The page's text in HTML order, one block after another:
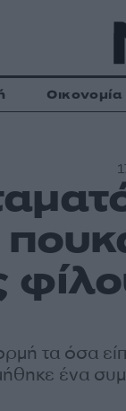
Οικονομία
τα όσα
ένα